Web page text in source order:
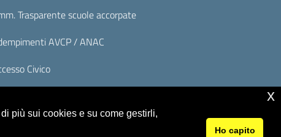
Trasparente scuole accorpate
AVCP / ANAC
Civico
più sui cookies e su come gestirli,
Ho capito
x